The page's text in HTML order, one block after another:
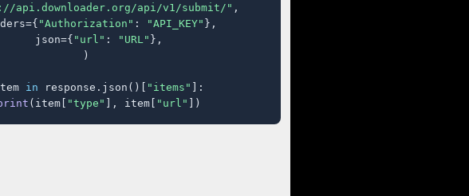
api.downloader.org/api/v1/submit/" ,
"Authorization" : "API_KEY" },
    json={
"url" : "URL" },
)
in response.json()[ "items" ]:
(item[ "type" ], item[ "url" ])